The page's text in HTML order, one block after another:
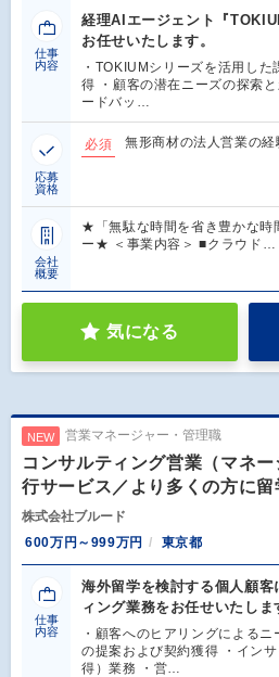
仕事
内容
経理AIエージェント『
お任せいたします。
・TOKIUMシリーズを活用し
得 ・顧客の潜在ニーズの探索
ードバッ…
応募
資格
必須 無形商材の法人営業の経
会社
概要
★「無駄な時間を省き豊かな時
ー★ ＜事業内容＞ ■クラウド…
気になる
NEW 営業マネージャー・管理職
コンサルティング営業（マネ
行サービス／より多くの方に留
株式会社ブルード
600万円～999万円
東京都
仕事
内容
海外留学を検討する個人顧
ィング業務をお任せいたしま
・顧客へのヒアリングによる
の提案および契約獲得 ・イン
得）業務 ・営…